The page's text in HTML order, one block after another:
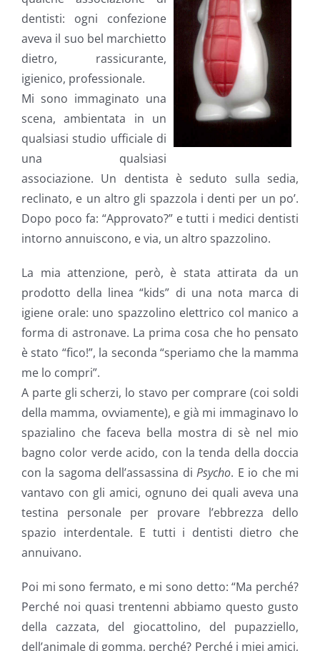
dentisti: ogni confezione
aveva il suo bel marchietto
dietro, rassicurante,
igienico, professionale.
Mi sono immaginato una
scena, ambientata in un
qualsiasi studio ufficiale di
una qualsiasi
associazione. Un dentista è seduto sulla sedia,
reclinato, e un altro gli spazzola i denti per un po’.
Dopo poco fa: “Approvato?” e tutti i medici dentisti
intorno annuiscono, e via, un altro spazzolino.
La mia attenzione, però, è stata attirata da un
prodotto della linea “kids” di una nota marca di
igiene orale: uno spazzolino elettrico col manico a
forma di astronave. La prima cosa che ho pensato
è stato “fico!”, la seconda “speriamo che la mamma
me lo compri”.
A parte gli scherzi, lo stavo per comprare (coi soldi
della mamma, ovviamente), e già mi immaginavo lo
spazialino che faceva bella mostra di sè nel mio
bagno color verde acido, con la tenda della doccia
con la sagoma dell’assassina diPsycho. E io che mi
vantavo con gli amici, ognuno dei quali aveva una
testina personale per provare l’ebbrezza dello
spazio interdentale. E tutti i dentisti dietro che
annuivano.
Poi mi sono fermato, e mi sono detto: “Ma perché?
Perché noi quasi trentenni abbiamo questo gusto
della cazzata, del giocattolino, del pupazziello,
dell’animale di gomma, perché? Perché i miei amici,